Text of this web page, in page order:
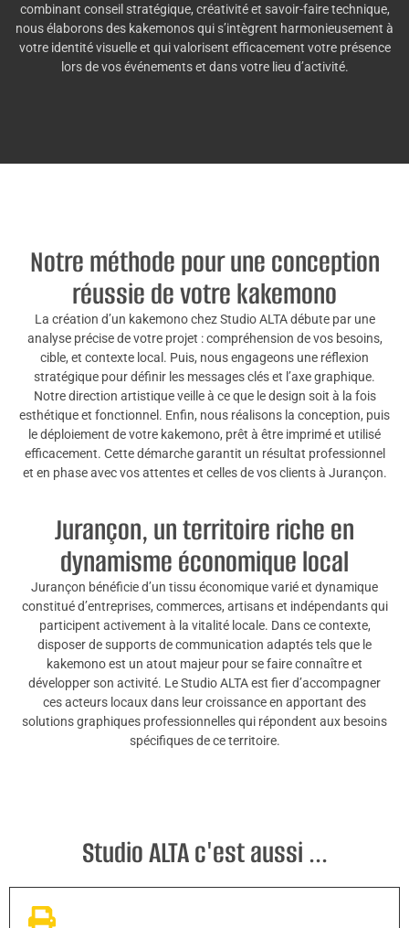
combinant conseil stratégique, créativité et savoir-faire technique,
nous élaborons des kakemonos qui s’intègrent harmonieusement à
votre identité visuelle et qui valorisent efficacement votre présence
lors de vos événements et dans votre lieu d’activité.
Notre méthode pour une conception
réussie de votre kakemono
La création d’un kakemono chez Studio ALTA débute par une
analyse précise de votre projet : compréhension de vos besoins,
cible, et contexte local. Puis, nous engageons une réflexion
stratégique pour définir les messages clés et l’axe graphique.
Notre direction artistique veille à ce que le design soit à la fois
esthétique et fonctionnel. Enfin, nous réalisons la conception, puis
le déploiement de votre kakemono, prêt à être imprimé et utilisé
efficacement. Cette démarche garantit un résultat professionnel
et en phase avec vos attentes et celles de vos clients à Jurançon.
Jurançon, un territoire riche en
dynamisme économique local
Jurançon bénéficie d’un tissu économique varié et dynamique
constitué d’entreprises, commerces, artisans et indépendants qui
participent activement à la vitalité locale. Dans ce contexte,
disposer de supports de communication adaptés tels que le
kakemono est un atout majeur pour se faire connaître et
développer son activité. Le Studio ALTA est fier d’accompagner
ces acteurs locaux dans leur croissance en apportant des
solutions graphiques professionnelles qui répondent aux besoins
spécifiques de ce territoire.
Studio ALTA c'est aussi ...